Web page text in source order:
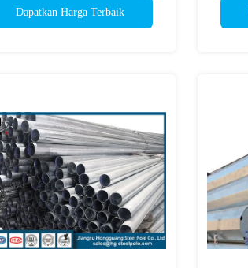
Dapatkan Harga Terbaik